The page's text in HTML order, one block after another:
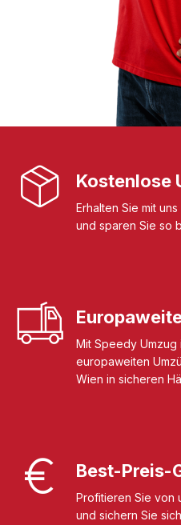
Kostenlose
Erhalten Sie mit
und sparen Sie so
Mit Speedy Umzug
europaweiten
Wien in sicheren
Best-Preis-
Profitieren Sie von
und sichern Sie